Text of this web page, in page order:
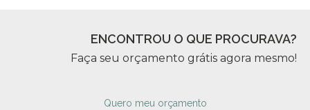
ENCONTROU O QUE PROCURAVA?
Faça seu orçamento grátis agora mesmo!
Quero meu orçamento